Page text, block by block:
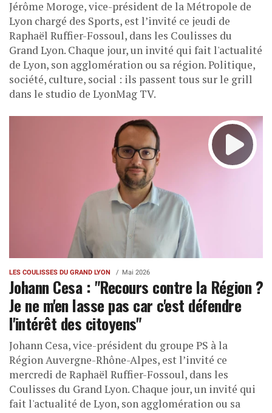
Jérôme Moroge, vice-président de la Métropole de
Lyon chargé des Sports, est l’invité ce jeudi de
Raphaël Ruffier-Fossoul, dans les Coulisses du
Grand Lyon. Chaque jour, un invité qui fait l'actualité
de Lyon, son agglomération ou sa région. Politique,
société, culture, social : ils passent tous sur le grill
dans le studio de LyonMag TV.
LES COULISSES DU GRAND LYON Mai 2026
Johann Cesa : "Recours contre la Région ?
Je ne m'en lasse pas car c'est défendre
l'intérêt des citoyens"
Johann Cesa, vice-président du groupe PS à la
Région Auvergne-Rhône-Alpes, est l’invité ce
mercredi de Raphaël Ruffier-Fossoul, dans les
Coulisses du Grand Lyon. Chaque jour, un invité qui
fait l'actualité de Lyon, son agglomération ou sa